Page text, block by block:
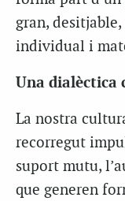
gran,
individual i
Una
La nostra
recorregut
suport mutu,
que generen